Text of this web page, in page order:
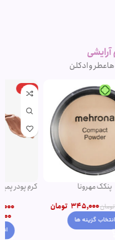
آرایشی
عطر و ادکلن
-20%
کرم پودر پمپی دتوکس نوت | پوشش
1,500,000 تومان
1,200,000
انتخاب گزینه ها